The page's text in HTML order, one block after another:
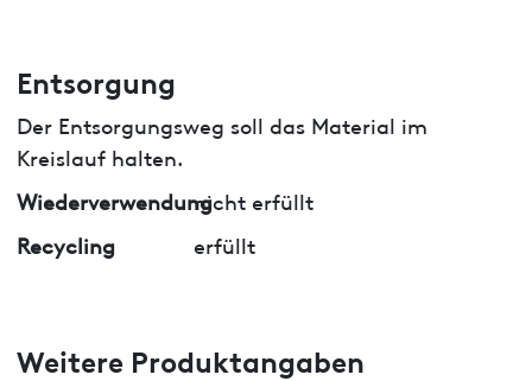
Entsorgung
Der Entsorgungsweg soll das Material im
Kreislauf halten.
Wiederverwendungnicht erfüllt
Recycling
erfüllt
Weitere Produktangaben